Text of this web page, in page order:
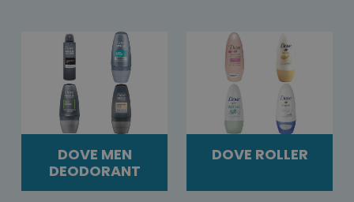
DOVE MEN
DEODORANT
DOVE ROLLER